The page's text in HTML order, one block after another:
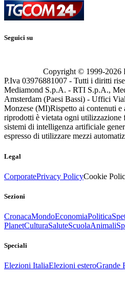
Seguici su
Copyright © 1999-2026
P.Iva 03976881007 - Tutti i diritti
Mediamond S.p.A. - RTI S.p.A.,
Amsterdam (Paesi Bassi) - Uffici
Monzese (MI)Rispetto ai contenuti e
riprodotti è vietata ogni utilizzazione
sistemi di intelligenza artificiale
espresso di utilizzare mezzi
Legal
CorporatePrivacy PolicyCookie
Sezioni
CronacaMondoEconomiaPolitica
PlanetCulturaSaluteScuolaAnimali
Speciali
Elezioni ItaliaElezioni esteroGrande